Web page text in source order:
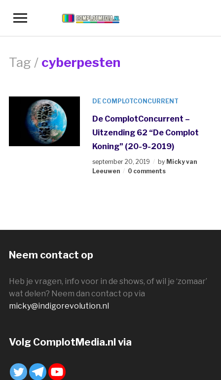
Toggle
navigation
Tag / cyberpesten
DE COMPLOTCONCURRENT
De ComplotConcurrent –
Uitzending 62 “De Complot
Koning” (20-9-2019)
september 20, 2019 by Micky van
Leeuwen
0 comments
Neem contact op
Heb je vragen, info voor in de shows, of wil je ‘zomaar’
wat delen? Neem dan contact op via
micky@indigorevolution.nl
Volg ComplotMedia.nl via